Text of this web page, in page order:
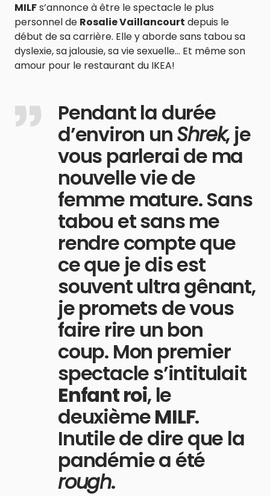
MILFs’annonce à être le spectacle le plus
personnel de Rosalie Vaillancourt depuis le
début de sa carrière. Elle y aborde sans tabou sa
dyslexie, sa jalousie, sa vie sexuelle… Et même son
amour pour le restaurant du IKEA!
Pendant la durée
d’environ unShrek, je
vous parlerai de ma
nouvelle vie de
femme mature. Sans
tabou et sans me
rendre compte que
ce que je dis est
souvent ultra gênant,
je promets de vous
faire rire un bon
coup. Mon premier
spectacle s’intitulait
Enfant roi, le
deuxièmeMILF.
Inutile de dire que la
pandémie a été
rough.